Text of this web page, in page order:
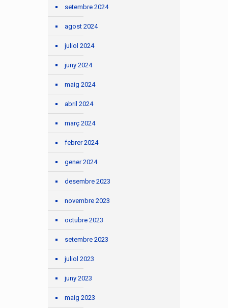
setembre 2024
agost 2024
juliol 2024
juny 2024
maig 2024
abril 2024
març 2024
febrer 2024
gener 2024
desembre 2023
novembre 2023
octubre 2023
setembre 2023
juliol 2023
juny 2023
maig 2023